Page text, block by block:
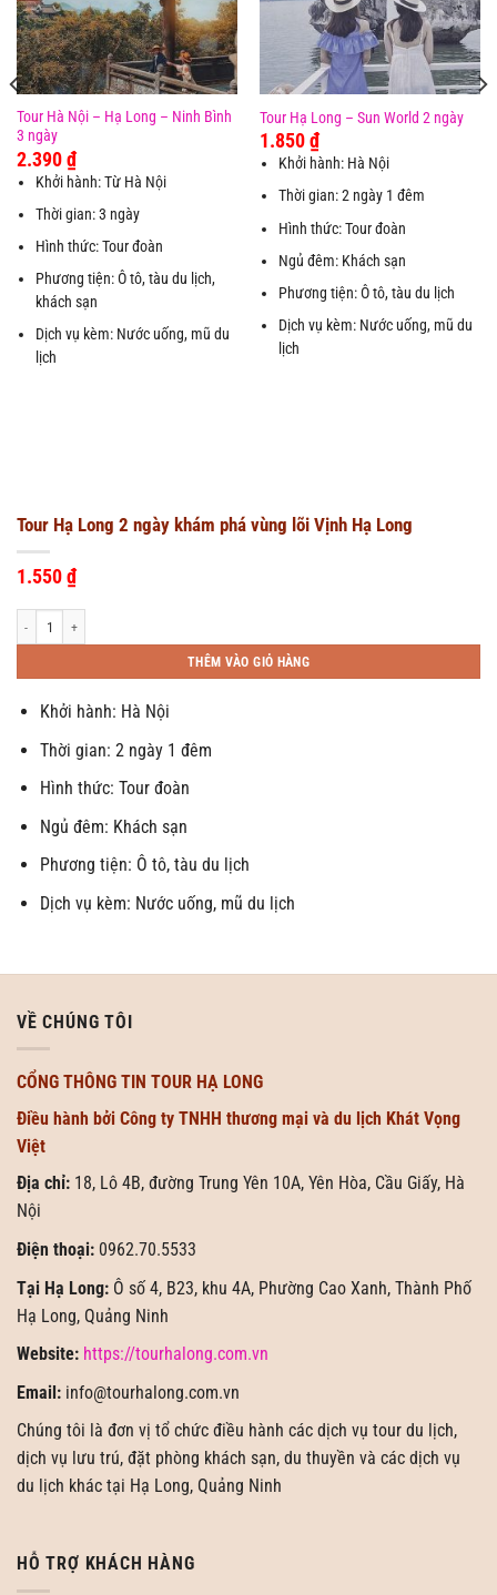
Tour Hà Nội – Hạ Long – Ninh Bình
3 ngày
2.390₫
Khởi hành: Từ Hà Nội
Thời gian: 3 ngày
Hình thức: Tour đoàn
Phương tiện: Ô tô, tàu du lịch,
khách sạn
Dịch vụ kèm: Nước uống, mũ du
lịch
Tour Hạ Long – Sun World 2 ngày
1.850₫
Khởi hành: Hà Nội
Thời gian: 2 ngày 1 đêm
Hình thức: Tour đoàn
Ngủ đêm: Khách sạn
Phương tiện: Ô tô, tàu du lịch
Dịch vụ kèm: Nước uống, mũ du
lịch
Tour Hạ Long 2 ngày khám phá vùng lõi Vịnh Hạ Long
1.550₫
THÊM VÀO GIỎ HÀNG
Khởi hành: Hà Nội
Thời gian: 2 ngày 1 đêm
Hình thức: Tour đoàn
Ngủ đêm: Khách sạn
Phương tiện: Ô tô, tàu du lịch
Dịch vụ kèm: Nước uống, mũ du lịch
VỀ CHÚNG TÔI
CỔNG THÔNG TIN TOUR HẠ LONG
Điều hành bởi Công ty TNHH thương mại và du lịch Khát Vọng
Việt
Địa chỉ: 18, Lô 4B, đường Trung Yên 10A, Yên Hòa, Cầu Giấy, Hà
Nội
Điện thoại: 0962.70.5533
Tại Hạ Long: Ô số 4, B23, khu 4A, Phường Cao Xanh, Thành Phố
Hạ Long, Quảng Ninh
Website: https://tourhalong.com.vn
Email: info@tourhalong.com.vn
Chúng tôi là đơn vị tổ chức điều hành các dịch vụ tour du lịch,
dịch vụ lưu trú, đặt phòng khách sạn, du thuyền và các dịch vụ
du lịch khác tại Hạ Long, Quảng Ninh
HỖ TRỢ KHÁCH HÀNG